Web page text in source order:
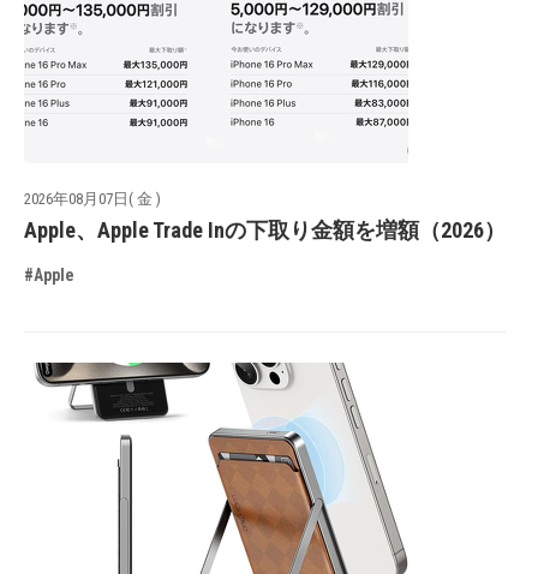
2026年08月07日( 金 )
Apple、Apple Trade Inの下取り金額を増額（2026）
#Apple